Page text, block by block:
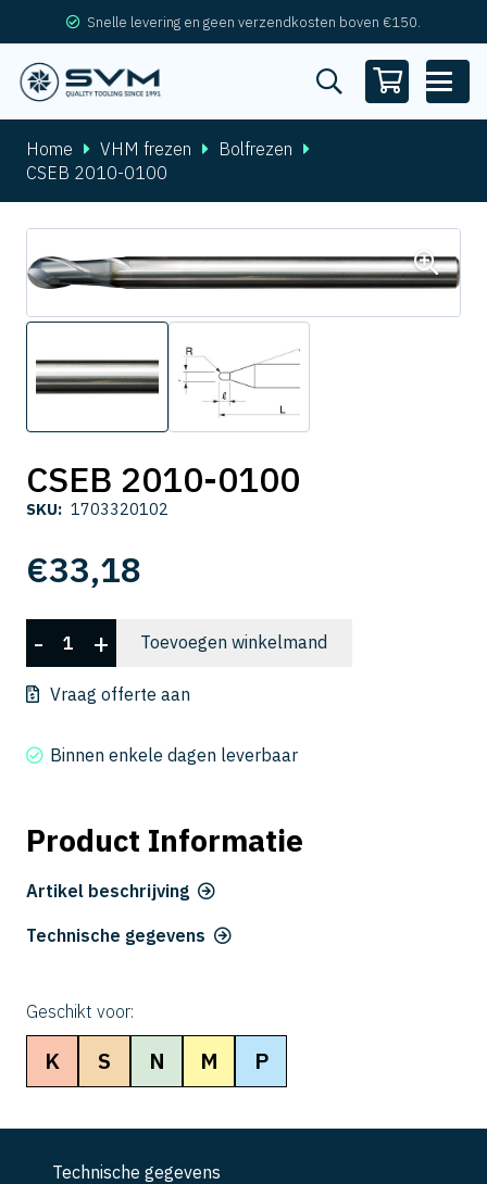
Snelle levering en geen verzendkosten boven €150.
Home VHM frezen
Bolfrezen
CSEB 2010-0100
CSEB 2010-0100
SKU: 1703320102
€33,18
CSEB
2010-
0100
- + Toevoegen winkelmand
Vraag offerte aan
Binnen enkele dagen leverbaar
Product Informatie
Artikel beschrijving
Technische gegevens
Geschikt voor:
K S N M P
Technische gegevens